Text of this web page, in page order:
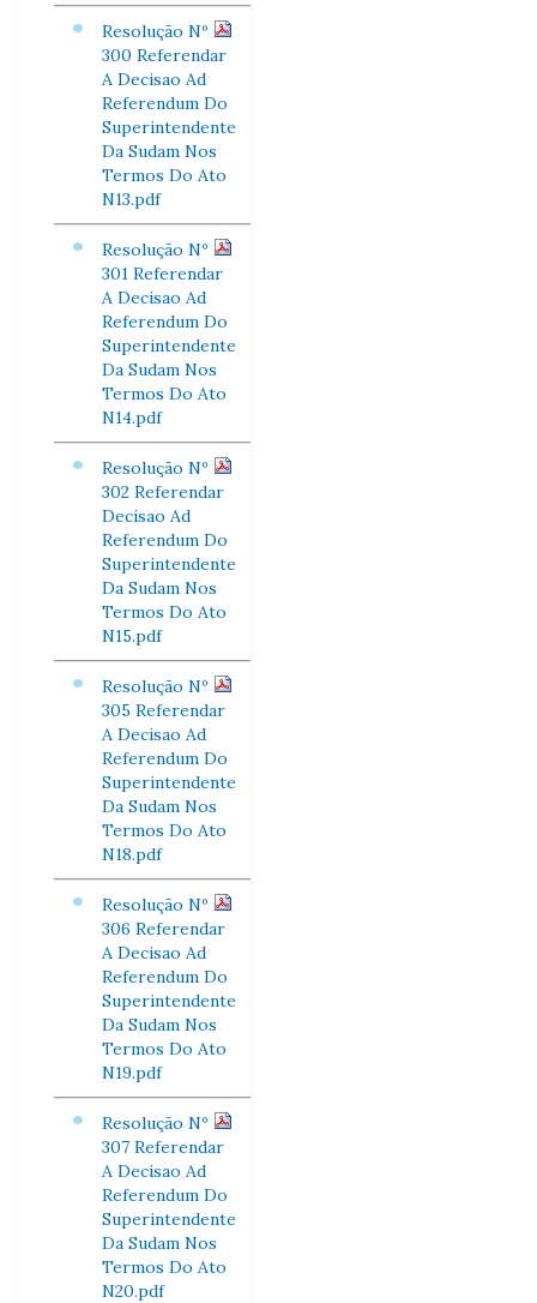
Resolução Nº
300 Referendar
A Decisao Ad
Referendum Do
Superintendente
Da Sudam Nos
Termos Do Ato
N13.pdf
Resolução Nº
301 Referendar
A Decisao Ad
Referendum Do
Superintendente
Da Sudam Nos
Termos Do Ato
N14.pdf
Resolução Nº
302 Referendar
Decisao Ad
Referendum Do
Superintendente
Da Sudam Nos
Termos Do Ato
N15.pdf
Resolução Nº
305 Referendar
A Decisao Ad
Referendum Do
Superintendente
Da Sudam Nos
Termos Do Ato
N18.pdf
Resolução Nº
306 Referendar
A Decisao Ad
Referendum Do
Superintendente
Da Sudam Nos
Termos Do Ato
N19.pdf
Resolução Nº
307 Referendar
A Decisao Ad
Referendum Do
Superintendente
Da Sudam Nos
Termos Do Ato
N20.pdf